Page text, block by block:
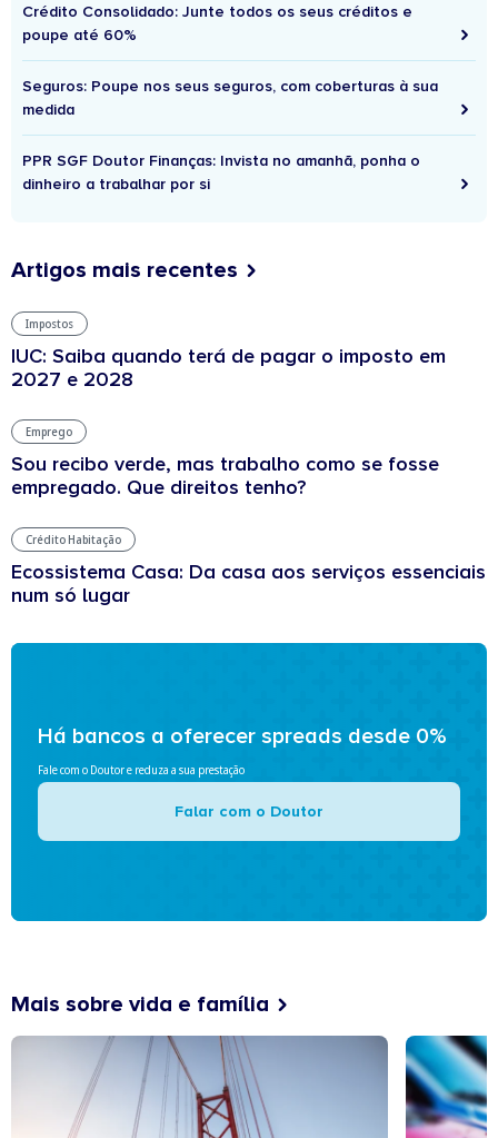
Crédito Consolidado: Junte todos os seus créditos e
poupe até 60%
Seguros: Poupe nos seus seguros, com coberturas à sua
medida
PPR SGF Doutor Finanças: Invista no amanhã, ponha o
dinheiro a trabalhar por si
Artigos mais recentes
Impostos
IUC: Saiba quando terá de pagar o imposto em
2027 e 2028
Emprego
Sou recibo verde, mas trabalho como se fosse
empregado. Que direitos tenho?
Crédito Habitação
Ecossistema Casa: Da casa aos serviços essenciais
num só lugar
Há bancos a oferecer spreads desde 0%
Fale com o Doutor e reduza a sua prestação
Falar com o Doutor
Mais sobre vida e família